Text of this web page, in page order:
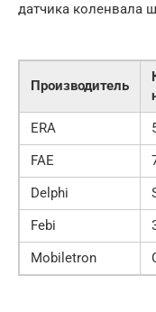
датчика коленвала
Производитель
ERA
FAE
Delphi
Febi
Mobiletron